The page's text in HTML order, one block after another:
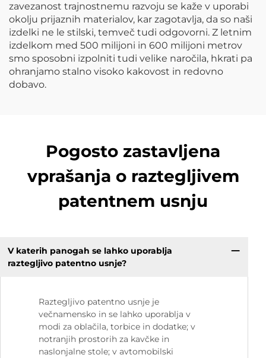
zavezanost trajnostnemu razvoju se kaže v uporabi
okolju prijaznih materialov, kar zagotavlja, da so naši
izdelki ne le stilski, temveč tudi odgovorni. Z letnim
izdelkom med 500 milijoni in 600 milijoni metrov
smo sposobni izpolniti tudi velike naročila, hkrati pa
ohranjamo stalno visoko kakovost in redovno
dobavo.
Pogosto zastavljena
vprašanja o raztegljivem
patentnem usnju
V katerih panogah se lahko uporablja
raztegljivo patentno usnje?
Raztegljivo patentno usnje je
večnamensko in se lahko uporablja v
modi za oblačila, torbice in dodatke; v
notranjih prostorih za kavčke in
naslonjalne stole; v avtomobilski